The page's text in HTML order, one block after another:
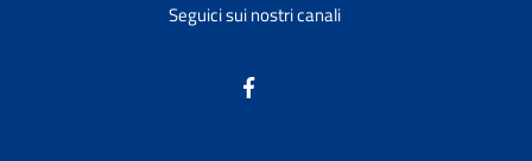
Seguici sui nostri canali